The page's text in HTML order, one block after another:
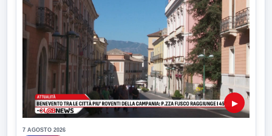
▶
7 AGOSTO 2026